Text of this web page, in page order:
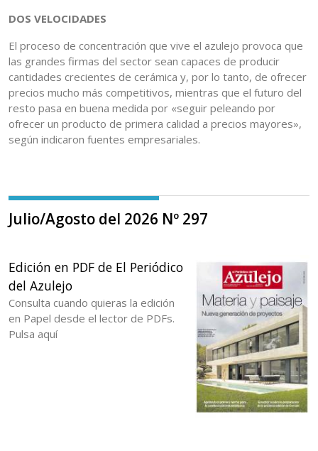
DOS VELOCIDADES
El proceso de concentración que vive el azulejo provoca que
las grandes firmas del sector sean capaces de producir
cantidades crecientes de cerámica y, por lo tanto, de ofrecer
precios mucho más competitivos, mientras que el futuro del
resto pasa en buena medida por «seguir peleando por
ofrecer un producto de primera calidad a precios mayores»,
según indicaron fuentes empresariales.
Julio/Agosto del 2026 Nº 297
Edición en PDF de El Periódico
del Azulejo
Consulta cuando quieras la edición
en Papel desde el lector de PDFs.
Pulsa aquí